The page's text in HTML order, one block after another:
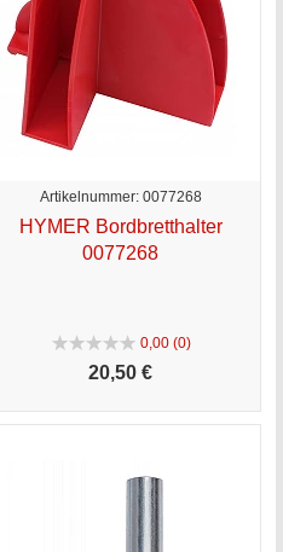
Artikelnummer: 0077268
HYMER Bordbretthalter
0077268
0,00 (0)
20,50 €